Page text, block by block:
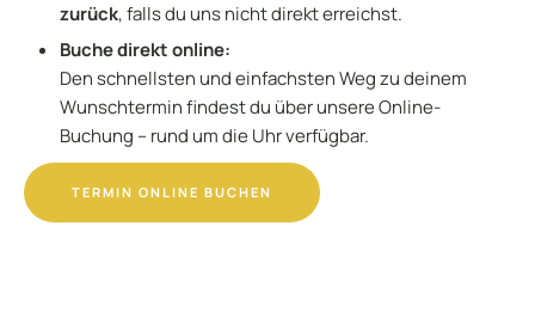
zurück, falls du uns nicht direkt erreichst.
Buche direkt online:
Den schnellsten und einfachsten Weg zu deinem
Wunschtermin findest du über unsere Online-
Buchung – rund um die Uhr verfügbar.
TERMIN ONLINE BUCHEN